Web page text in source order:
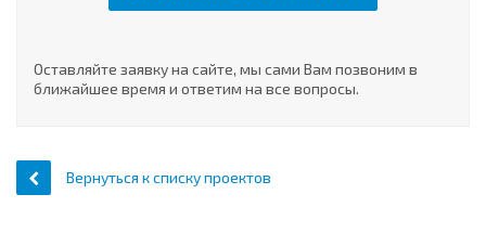
Оставляйте заявку на сайте, мы сами Вам позвоним в
ближайшее время и ответим на все вопросы.
Вернуться к списку проектов